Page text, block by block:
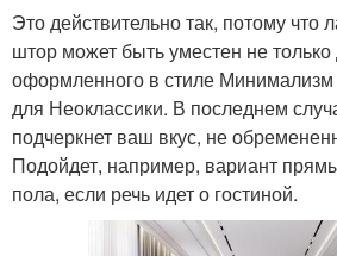
Это действительно так, потому что
штор может быть уместен не
оформленного в стиле Минимализм
для Неоклассики. В последнем
подчеркнет ваш вкус, не
Подойдет, например, вариант
пола, если речь идет о гостиной.